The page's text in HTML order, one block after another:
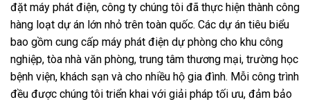
đặt máy phát điện, công ty chúng tôi đã thực hiện thành công
hàng loạt dự án lớn nhỏ trên toàn quốc. Các dự án tiêu biểu
bao gồm cung cấp máy phát điện dự phòng cho khu công
nghiệp, tòa nhà văn phòng, trung tâm thương mại, trường học
bệnh viện, khách sạn và cho nhiều hộ gia đình. Mỗi công trình
đều được chúng tôi triển khai với giải pháp tối ưu, đảm bảo